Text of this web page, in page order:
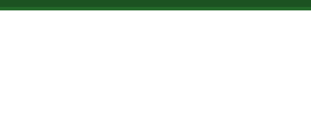
Skip to main content